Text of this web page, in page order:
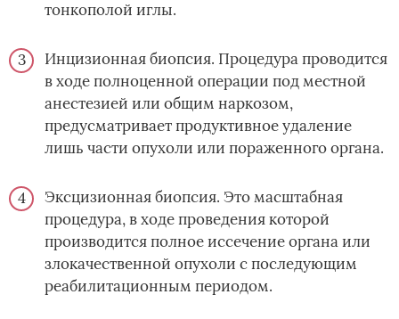
тонкополой иглы.
Инцизионная биопсия. Процедура проводится
в ходе полноценной операции под местной
анестезией или общим наркозом,
предусматривает продуктивное удаление
лишь части опухоли или пораженного органа.
Эксцизионная биопсия. Это масштабная
процедура, в ходе проведения которой
производится полное иссечение органа или
злокачественной опухоли с последующим
реабилитационным периодом.